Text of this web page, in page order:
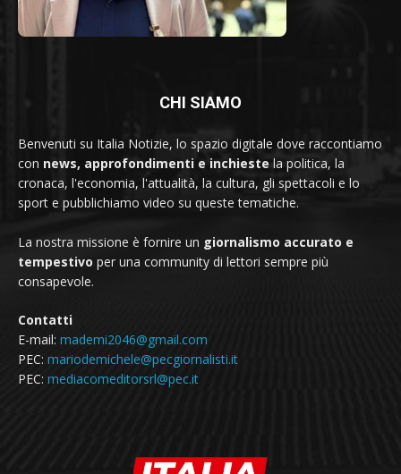
CHI SIAMO
Benvenuti su Italia Notizie, lo spazio digitale dove raccontiamo
con news, approfondimenti e inchieste la politica, la
cronaca, l'economia, l'attualità, la cultura, gli spettacoli e lo
sport e pubblichiamo video su queste tematiche.
La nostra missione è fornire un giornalismo accurato e
tempestivo per una community di lettori sempre più
consapevole.
Contatti
E-mail: mademi2046@gmail.com
PEC: mariodemichele@pecgiornalisti.it
PEC: mediacomeditorsrl@pec.it